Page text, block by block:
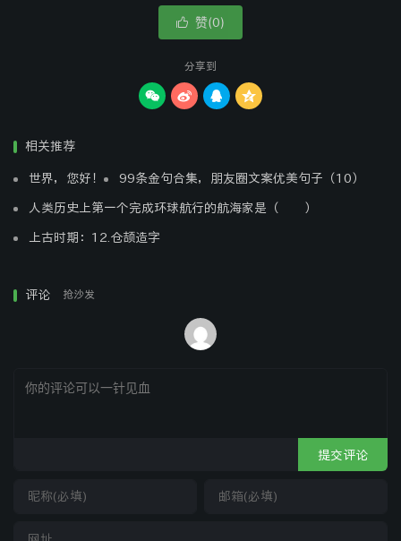
的网站空间、其次就是要申请博客发表论文、比如在凤凰博
客、新浪博客、一些大的免费博客上发布。久而久之你的站
排名自然就好了，流量自然就上来了。要不别人凭什么一个
新站如何在很短的时间就会带来6万流量呢？
要有一篇总结性的推广文章，写好一篇文章去网上发一下，
就像站长A5上发一下、站长站发一下，站长网发一下。在
的关键词同行业的论坛、每天到上面发布一些相关性的问题
或者有利于帮助到大家的一些东西、别人认为你写的不错来
观看的人就会很多、这样下来流量就会上来、也不要在每个
后顶几个帖子就可以了。其他的论坛，如站长类的论坛一般
都是高PR的，也不要错过。发上几篇文章过上几天去百度
搜索一下标题。你看看有多少个页面被收入了、看看那些贴
子给收入了、这样的排名还会怕没有吗？
做网站优化时首先就是确定网站的定位，然后在选取定位后
 赞(0)
分享到
   
相关推荐
世界，您好！ 99条金句合集，朋友圈文案优美句子（10）
人类历史上第一个完成环球航行的航海家是（ ）
上古时期：12.仓颉造字
评论 抢沙发
提交评论